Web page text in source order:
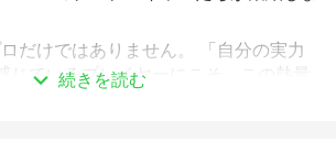
だけではありません。 「自分の実力
じているプレイヤーにこそ、この熱量
続きを読む